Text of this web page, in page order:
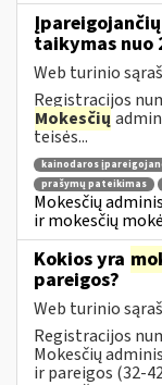
taikymas nuo
Web turinio
Registracijos
Mokesčių
teisės...
kainodaros
prašymų pateikimas
Mokesčių
ir mokesčių
Kokios yra
pareigos?
Web turinio
Registracijos
Mokesčių
ir pareigos (32-